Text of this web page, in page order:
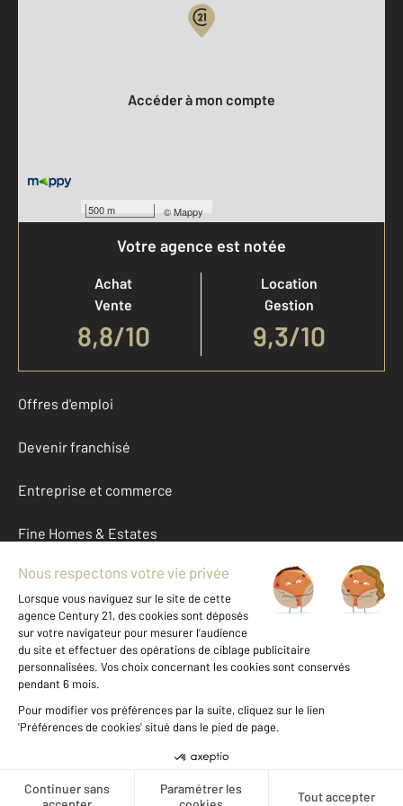
500 m ©Mappy
Accéder à mon compte
Votre agence est notée
Achat
Vente
8,8/10
Location
Gestion
9,3/10
Offres d'emploi
Devenir franchisé
Entreprise et commerce
Fine Homes & Estates
À propos
International
Nous contacter
Données personnelles
Gestionnaire des cookies